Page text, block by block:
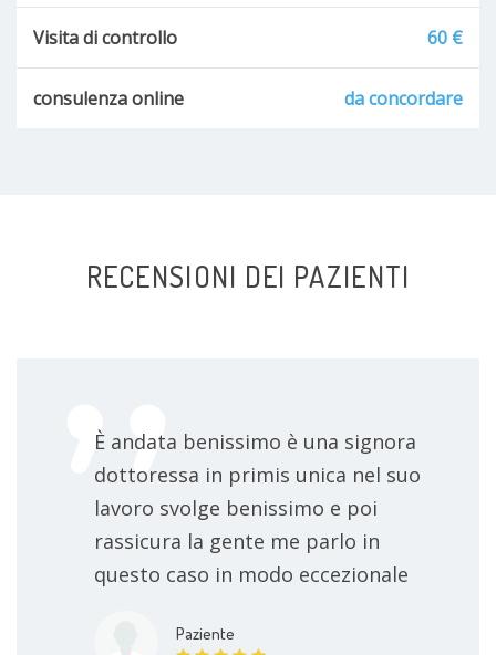
Visita di controllo 60 €
consulenza online da concordare
RECENSIONI DEI PAZIENTI
È andata benissimo è una signora
dottoressa in primis unica nel suo
lavoro svolge benissimo e poi
rassicura la gente me parlo in
questo caso in modo eccezionale
Paziente